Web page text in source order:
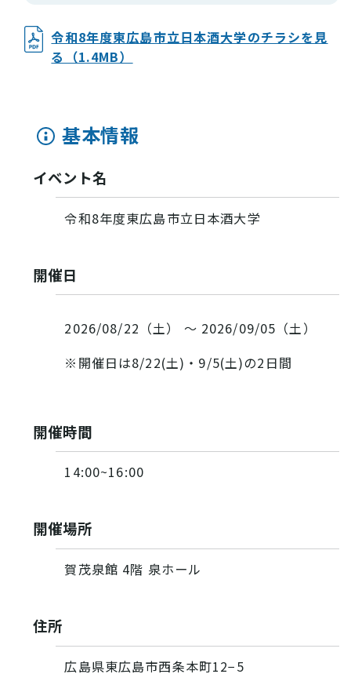
令和8年度東広島市立日本酒大学のチラシを見
る（1.4MB）
基本情報
イベント名
令和8年度東広島市立日本酒大学
開催日
2026/08/22（土） ～ 2026/09/05（土）
※開催日は8/22(土)・9/5(土)の2日間
開催時間
14:00~16:00
開催場所
賀茂泉館 4階 泉ホール
住所
広島県東広島市西条本町12−5